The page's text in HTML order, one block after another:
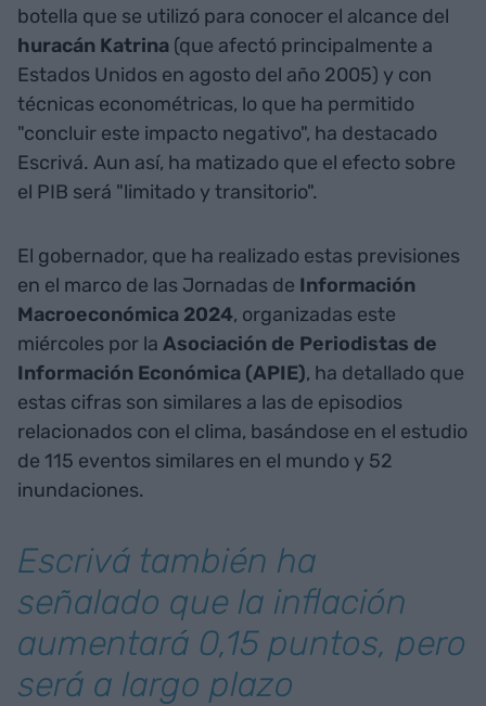
botella que se utilizó para conocer el alcance del
huracán Katrina (que afectó principalmente a
Estados Unidos en agosto del año 2005) y con
técnicas econométricas, lo que ha permitido
"concluir este impacto negativo", ha destacado
Escrivá. Aun así, ha matizado que el efecto sobre
el PIB será "limitado y transitorio".
El gobernador, que ha realizado estas previsiones
en el marco de las Jornadas de Información
Macroeconómica 2024, organizadas este
miércoles por la Asociación de Periodistas de
Información Económica (APIE), ha detallado que
estas cifras son similares a las de episodios
relacionados con el clima, basándose en el estudio
de 115 eventos similares en el mundo y 52
inundaciones.
Escrivá también ha
señalado que la inflación
aumentará 0,15 puntos, pero
será a largo plazo